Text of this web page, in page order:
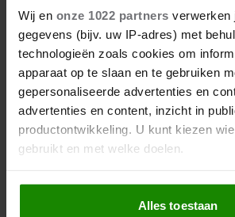
Wij en onze 1022 partners verwerken
gegevens (bijv. uw IP-adres) met
technologieën zoals cookies om
apparaat op te slaan en te gebruiken
gepersonaliseerde advertenties en
advertenties en content, inzicht in
productontwikkeling. U kunt kiezen
gebruikt en met welke doelen.
Als u het toestaat, willen we ook graag:
Informatie verzamelen over uw
Alles toestaan
19 maart 2025
‘HAIRSPRAY DE
RECORDS: AL 12.500
VERKOCHT!